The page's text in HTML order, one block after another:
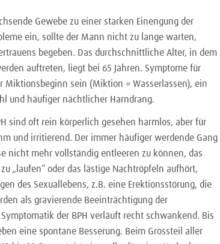
Gewebe zu einer starken Einengung der
ein, sollte der Mann nicht zu lange warten,
begeben. Das durchschnittliche Alter, in dem
auftreten, liegt bei 65 Jahren. Symptome für
Miktionsbeginn sein (Miktion = Wasserlassen), ein
und häufiger nächtlicher Harndrang.
sind oft rein körperlich gesehen harmlos, aber für
und irritierend. Der immer häufiger werdende Gang
nicht mehr vollständig entleeren zu können, das
„laufen“ oder das lästige Nachtröpfeln aufhört,
des Sexuallebens, z.B. eine Erektionsstörung, die
als gravierende Beeinträchtigung der
der BPH verläuft recht schwankend. Bis
eine spontane Besserung. Beim Grossteil aller